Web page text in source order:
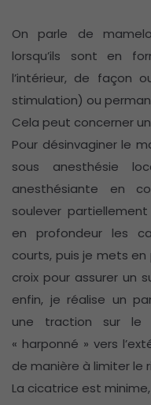
On parle de
lorsqu’ils sont en
l’intérieur, de façon
stimulation) ou
Cela peut concerner
Pour désinvaginer le
sous anesthésie
anesthésiante en
soulever
en profondeur les
courts, puis je mets
croix pour assurer un
enfin, je réalise un
une traction sur le
« harponné » vers
de manière à limiter le
La cicatrice est